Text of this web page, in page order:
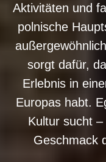
Aktivitäten und
polnische
sorgt dafür,
Erlebnis in
Europas habt.
Kultur sucht
Geschmack